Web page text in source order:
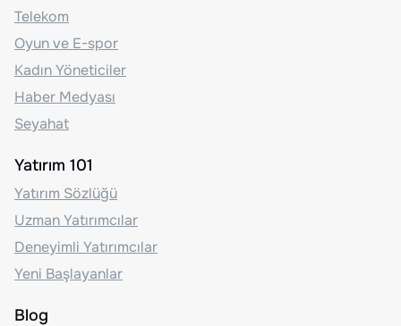
Telekom
Oyun ve E-spor
Kadın Yöneticiler
Haber Medyası
Seyahat
Yatırım 101
Yatırım Sözlüğü
Uzman Yatırımcılar
Deneyimli Yatırımcılar
Yeni Başlayanlar
Blog